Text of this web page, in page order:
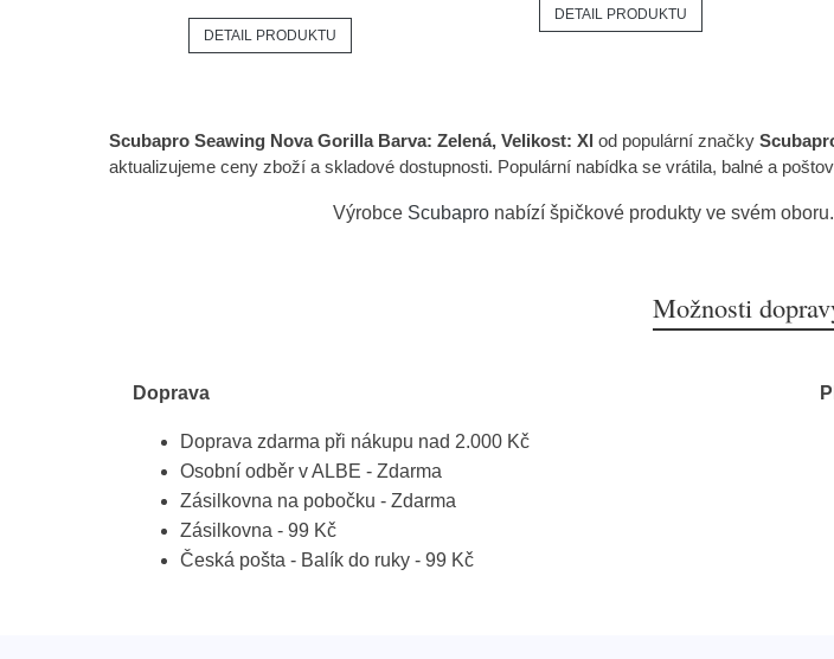
DETAIL PRODUKTU
DETAIL PRODUKTU
Scubapro Seawing Nova Gorilla Barva: Zelená, Velikost: Xl od populární značky
aktualizujeme ceny zboží a skladové dostupnosti. Populární nabídka se vrátila, balné a
Výrobce Scubapronabízí špičkové produkty ve svém
Možnosti
Doprava
Doprava zdarma při nákupu nad 2.000 Kč
Osobní odběr v ALBE - Zdarma
Zásilkovna na pobočku - Zdarma
Zásilkovna - 99 Kč
Česká pošta - Balík do ruky - 99 Kč